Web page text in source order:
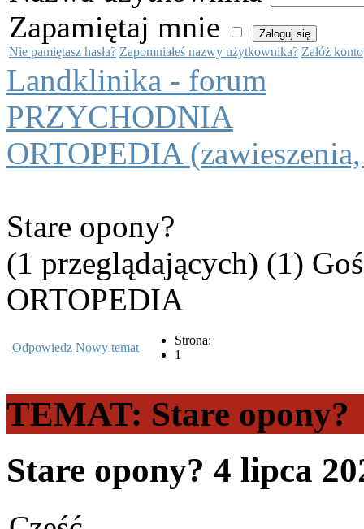
Zapamiętaj mnie
Nie pamiętasz hasła? Zapomniałeś nazwy użytkownika? Załóż konto
Landklinika - forum
PRZYCHODNIA
ORTOPEDIA
Stare opony?
(1 przeglądających) (1)
ORTOPEDIA
Odpowiedz Nowy temat
Strona:
1
TEMAT: Stare opony?
Stare opony? 4 lipca